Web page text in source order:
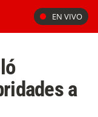
EN VIVO
a